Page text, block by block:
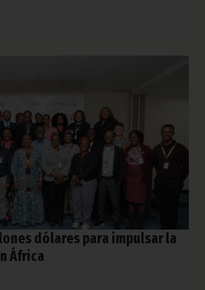
dólares para impulsar la
África